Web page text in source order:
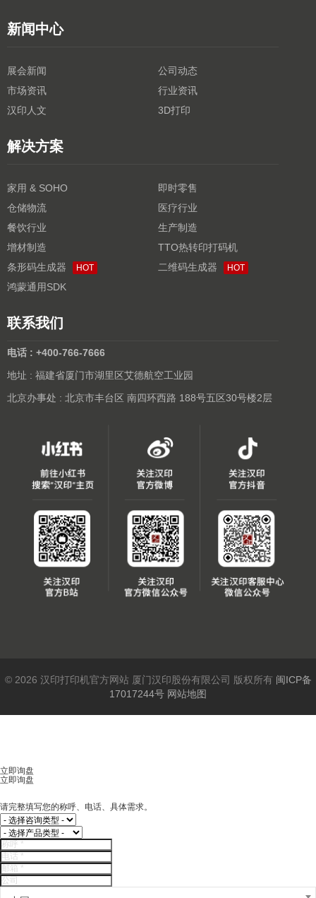
新闻中心
展会新闻
公司动态
市场资讯
行业资讯
汉印人文
3D打印
解决方案
家用 & SOHO
即时零售
仓储物流
医疗行业
餐饮行业
生产制造
增材制造
TTO热转印打码机
条形码生成器
HOT 二维码生成器 HOT
鸿蒙通用SDK
联系我们
电话 : +400-766-7666
地址 : 福建省厦门市湖里区艾德航空工业园
北京办事处 : 北京市丰台区 南四环西路 188号五区30号楼2层
© 2026 汉印打印机官方网站 厦门汉印股份有限公司 版权所有 闽ICP备
17017244号 网站地图
立即询盘
立即询盘
请完整填写您的称呼、电话、具体需求。